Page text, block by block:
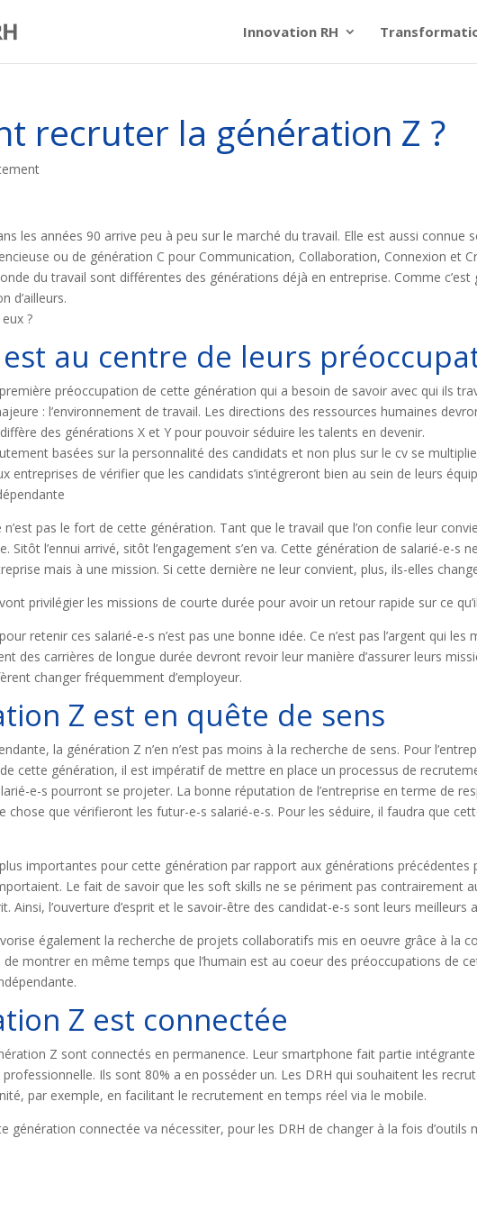
Innovation RH
recruter la génération Z ?
les années 90 arrive peu à peu sur le marché du travail. Elle est aussi connue
ou de génération C pour Communication, Collaboration, Connexion et
du travail sont différentes des générations déjà en entreprise. Comme c’est
d’ailleurs.
?
est au centre de leurs
première préoccupation de cette génération qui a besoin de savoir avec qui ils
: l’environnement de travail. Les directions des ressources humaines
des générations X et Y pour pouvoir séduire les talents en devenir.
basées sur la personnalité des candidats et non plus sur le cv se
entreprises de vérifier que les candidats s’intégreront bien au sein de leurs
n’est pas le fort de cette génération. Tant que le travail que l’on confie leur
Sitôt l’ennui arrivé, sitôt l’engagement s’en va. Cette génération de salarié-e-s
mais à une mission. Si cette dernière ne leur convient, plus, ils-elles
privilégier les missions de courte durée pour avoir un retour rapide sur ce
retenir ces salarié-e-s n’est pas une bonne idée. Ce n’est pas l’argent qui les
des carrières de longue durée devront revoir leur manière d’assurer leurs
changer fréquemment d’employeur.
Z est en quête de sens
la génération Z n’en n’est pas moins à la recherche de sens. Pour
cette génération, il est impératif de mettre en place un processus de
e-s pourront se projeter. La bonne réputation de l’entreprise en terme de
chose que vérifieront les futur-e-s salarié-e-s. Pour les séduire, il faudra que
importantes pour cette génération par rapport aux générations précédentes
Le fait de savoir que les soft skills ne se périment pas contrairement
Ainsi, l’ouverture d’esprit et le savoir-être des candidat-e-s sont leurs meilleurs
également la recherche de projets collaboratifs mis en oeuvre grâce à la
montrer en même temps que l’humain est au coeur des préoccupations de
Z est connectée
Z sont connectés en permanence. Leur smartphone fait partie
Ils sont 80% a en posséder un. Les DRH qui souhaitent les
par exemple, en facilitant le recrutement en temps réel via le mobile.
génération connectée va nécessiter, pour les DRH de changer à la fois d’outils